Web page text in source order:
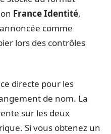
France Identité,
comme
lors des contrôles
directe pour les
de nom. La
sur les deux
Si vous obtenez un